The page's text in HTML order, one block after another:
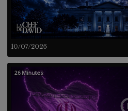
10/07/2026
26 Minutes